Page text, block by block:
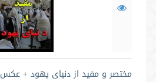
مختصر و مفید از دنیای یهود + عکس